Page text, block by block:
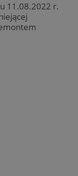
11.08.2022 r.